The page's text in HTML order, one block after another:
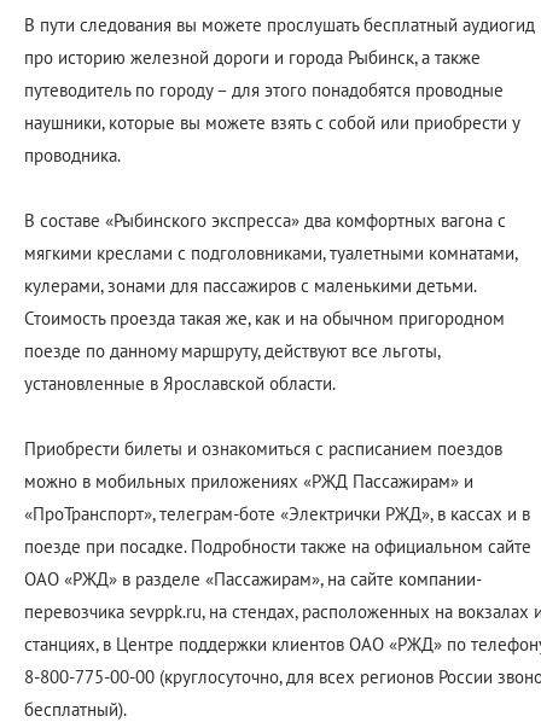
В пути следования вы можете прослушать бесплатный аудиогид
про историю железной дороги и города Рыбинск, а также
путеводитель по городу – для этого понадобятся проводные
наушники, которые вы можете взять с собой или приобрести у
проводника.
В составе «Рыбинского экспресса» два комфортных вагона с
мягкими креслами с подголовниками, туалетными комнатами,
кулерами, зонами для пассажиров с маленькими детьми.
Стоимость проезда такая же, как и на обычном пригородном
поезде по данному маршруту, действуют все льготы,
установленные в Ярославской области.
Приобрести билеты и ознакомиться с расписанием поездов
можно в мобильных приложениях «РЖД Пассажирам» и
«ПроТранспорт», телеграм-боте «Электрички РЖД», в кассах и в
поезде при посадке. Подробности также на официальном сайте
ОАО «РЖД» в разделе «Пассажирам», на сайте компании-
перевозчика sevppk.ru, на стендах, расположенных на вокзалах
станциях, в Центре поддержки клиентов ОАО «РЖД» по
8-800-775-00-00 (круглосуточно, для всех регионов России
бесплатный).